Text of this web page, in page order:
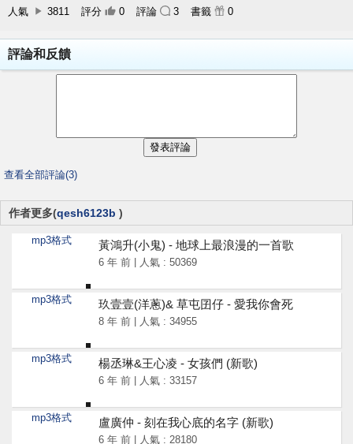
人氣 3811 評分 0 評論 3 書籤 0
評論和反饋
查看全部評論(3)
作者更多(qesh6123b )
mp3格式 黃鴻升(小鬼) - 地球上最浪漫的一首歌
6 年 前 | 人氣 : 50369
mp3格式 玖壹壹(洋蔥)& 草屯囝仔 - 愛我你會死
8 年 前 | 人氣 : 34955
mp3格式 楊丞琳&王心凌 - 女孩們 (新歌)
6 年 前 | 人氣 : 33157
mp3格式 盧廣仲 - 刻在我心底的名字 (新歌)
6 年 前 | 人氣 : 28180